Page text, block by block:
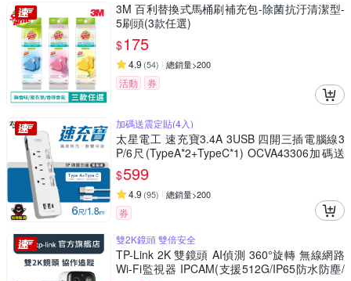
3M 百利替換式馬桶刷補充包-除菌抗汙清潔型-
5刷頭(3款任選)
$175
4.9 (54) 總銷量>200
活動 券
加碼送震定貼(4入)
太星電工 速充寶3.4A 3USB 四開三插電腦線3
P/6尺(TypeA*2+TypeC*1) OCVA43306加碼送
震定貼(4入)
$599
4.9 (95) 總銷量>200
券
雙2K鏡頭 雙倍安全
TP-Link 2K 雙鏡頭 AI偵測 360°旋轉 無線網路
Wi-Fi監視器 IPCAM(支援512G/IP65防水防塵/